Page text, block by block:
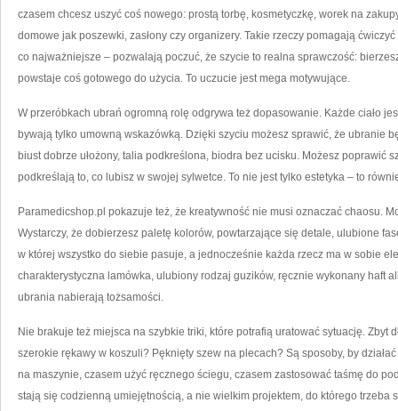
czasem chcesz uszyć coś nowego: prostą torbę, kosmetyczkę, worek na
domowe jak poszewki, zasłony czy organizery. Takie rzeczy pomagają
co najważniejsze – pozwalają poczuć, że szycie to realna sprawczość:
powstaje coś gotowego do użycia. To uczucie jest mega motywujące.
W przeróbkach ubrań ogromną rolę odgrywa też dopasowanie. Każde ciało
bywają tylko umowną wskazówką. Dzięki szyciu możesz sprawić, że ubranie
biust dobrze ułożony, talia podkreślona, biodra bez ucisku. Możesz poprawić
podkreślają to, co lubisz w swojej sylwetce. To nie jest tylko estetyka – to
Paramedicshop.pl pokazuje też, że kreatywność nie musi oznaczać chaosu.
Wystarczy, że dobierzesz paletę kolorów, powtarzające się detale, ulubione
w której wszystko do siebie pasuje, a jednocześnie każda rzecz ma w sobie
charakterystyczna lamówka, ulubiony rodzaj guzików, ręcznie wykonany haft
ubrania nabierają tożsamości.
Nie brakuje też miejsca na szybkie triki, które potrafią uratować sytuację. Zbyt
szerokie rękawy w koszuli? Pęknięty szew na plecach? Są sposoby, by
na maszynie, czasem użyć ręcznego ściegu, czasem zastosować taśmę do
stają się codzienną umiejętnością, a nie wielkim projektem, do którego trzeba